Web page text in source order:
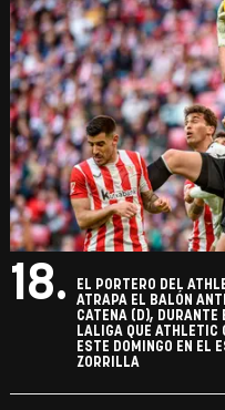
18.
EL PORTERO DEL
ATRAPA EL BALÓN
CATENA (D), DURANTE
LALIGA QUE ATHLETIC
ESTE DOMINGO EN EL
ZORRILLA